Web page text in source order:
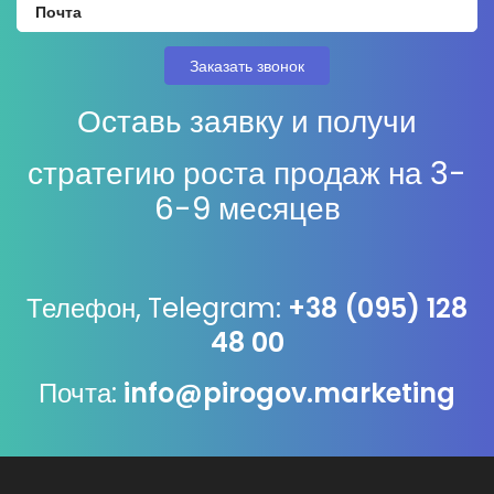
Оставь заявку и получи
стратегию роста продаж на 3-
6-9 месяцев
Телефон, Telegram: +38 (095) 128
48 00
Почта: info@pirogov.marketing